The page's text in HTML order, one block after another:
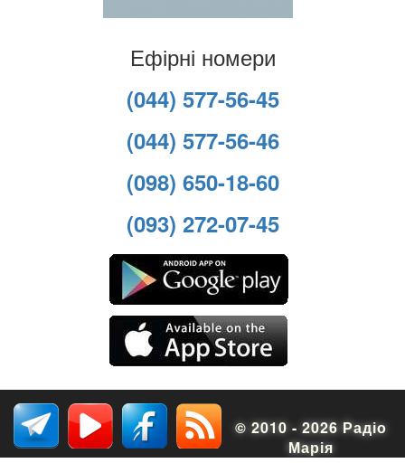
Ефірні номери
(044) 577-56-45
(044) 577-56-46
(098) 650-18-60
(093) 272-07-45
© 2010 - 2026 Радіо
Марія